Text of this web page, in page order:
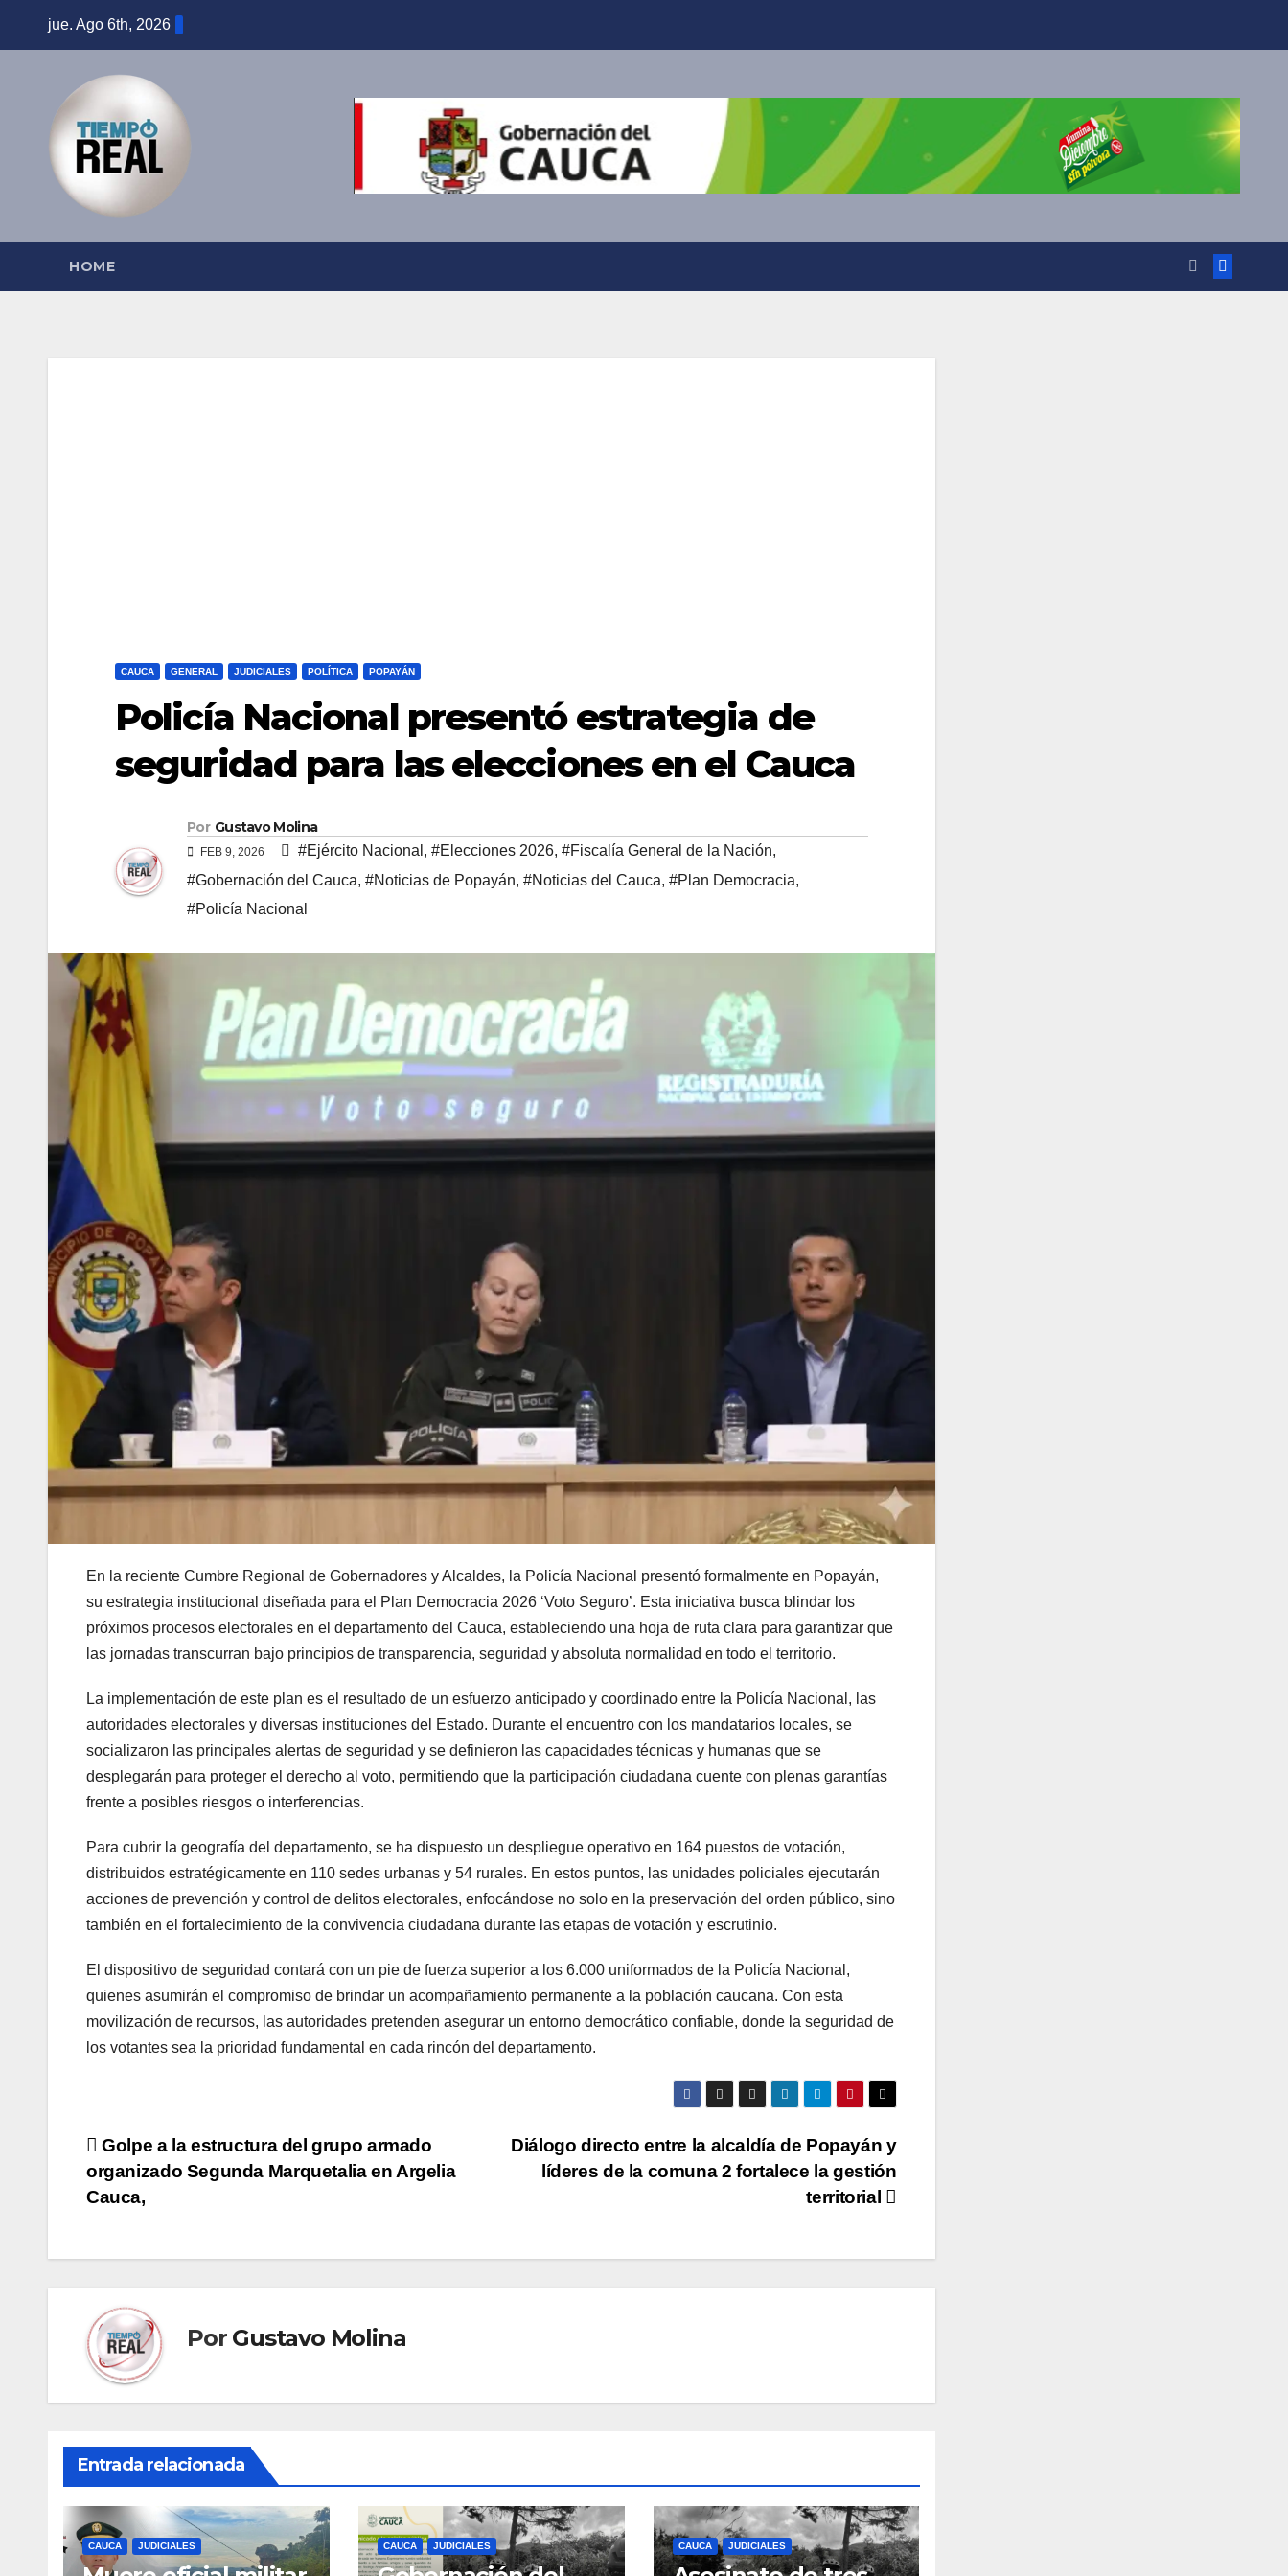
jue. Ago 6th, 2026
HOME
CAUCA GENERAL JUDICIALES POLÍTICA POPAYÁN
Policía Nacional presentó estrategia de
seguridad para las elecciones en el Cauca
Por Gustavo Molina
FEB 9, 2026 #Ejército Nacional , #Elecciones 2026, #Fiscalía General de la Nación,
#Gobernación del Cauca, #Noticias de Popayán, #Noticias del Cauca, #Plan Democracia,
#Policía Nacional
En la reciente Cumbre Regional de Gobernadores y Alcaldes, la Policía Nacional presentó formalmente en Popayán,
su estrategia institucional diseñada para el Plan Democracia 2026 ‘Voto Seguro’. Esta iniciativa busca blindar los
próximos procesos electorales en el departamento del Cauca, estableciendo una hoja de ruta clara para garantizar que
las jornadas transcurran bajo principios de transparencia, seguridad y absoluta normalidad en todo el territorio.
La implementación de este plan es el resultado de un esfuerzo anticipado y coordinado entre la Policía Nacional, las
autoridades electorales y diversas instituciones del Estado. Durante el encuentro con los mandatarios locales, se
socializaron las principales alertas de seguridad y se definieron las capacidades técnicas y humanas que se
desplegarán para proteger el derecho al voto, permitiendo que la participación ciudadana cuente con plenas garantías
frente a posibles riesgos o interferencias.
Para cubrir la geografía del departamento, se ha dispuesto un despliegue operativo en 164 puestos de votación,
distribuidos estratégicamente en 110 sedes urbanas y 54 rurales. En estos puntos, las unidades policiales ejecutarán
acciones de prevención y control de delitos electorales, enfocándose no solo en la preservación del orden público, sino
también en el fortalecimiento de la convivencia ciudadana durante las etapas de votación y escrutinio.
El dispositivo de seguridad contará con un pie de fuerza superior a los 6.000 uniformados de la Policía Nacional,
quienes asumirán el compromiso de brindar un acompañamiento permanente a la población caucana. Con esta
movilización de recursos, las autoridades pretenden asegurar un entorno democrático confiable, donde la seguridad de
los votantes sea la prioridad fundamental en cada rincón del departamento.
Navegación
de
Diálogo directo entre la alcaldía de Popayán y
líderes de la comuna 2 fortalece la gestión
territorial
Golpe a la estructura del grupo armado
organizado Segunda Marquetalia en Argelia
Cauca,
Por Gustavo Molina
Entrada relacionada
CAUCA JUDICIALES CAUCA JUDICIALES CAUCA JUDICIALES